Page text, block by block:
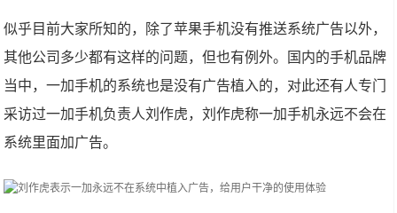
似乎目前大家所知的，除了苹果手机没有推送系统广告以外，
其他公司多少都有这样的问题，但也有例外。国内的手机品牌
当中，一加手机的系统也是没有广告植入的，对此还有人专门
采访过一加手机负责人刘作虎，刘作虎称一加手机永远不会在
系统里面加广告。